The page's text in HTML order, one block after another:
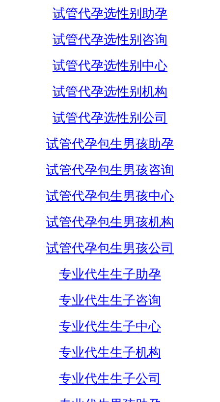
试管代孕选性别助孕
试管代孕选性别咨询
试管代孕选性别中心
试管代孕选性别机构
试管代孕选性别公司
试管代孕包生男孩助孕
试管代孕包生男孩咨询
试管代孕包生男孩中心
试管代孕包生男孩机构
试管代孕包生男孩公司
专业代生生子助孕
专业代生生子咨询
专业代生生子中心
专业代生生子机构
专业代生生子公司